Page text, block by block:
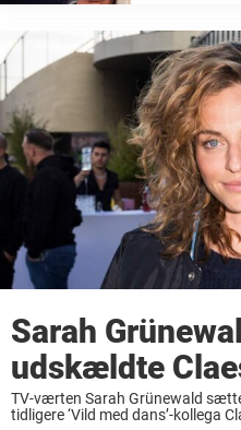
tidligere ‘Vild
Sarah
udskældte
TV-værten Sarah Grünewald
tidligere ‘Vild med dans’-kollega